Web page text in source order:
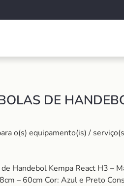
DE
o(s) equipamento(is) /
Handebol Kempa React H3 –
– 60cm Cor: Azul e Preto